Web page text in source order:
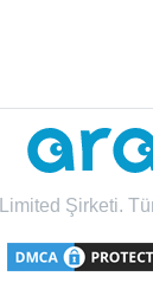
Şirketi.